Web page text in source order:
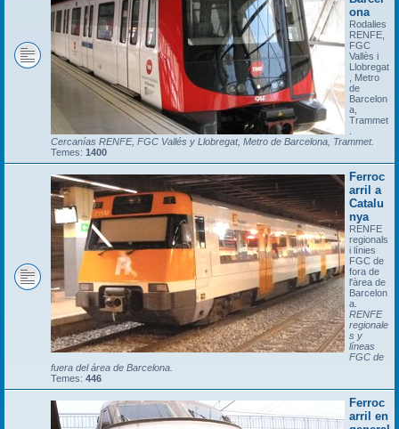
ona
Rodalies
RENFE,
FGC
Vallès i
Llobregat
, Metro
de
Barcelon
a,
Trammet
Cercanías RENFE, FGC Vallés y Llobregat, Metro de Barcelona, Trammet.
Temes: 1400
Ferroc
arril a
Catalu
nya
RENFE
regionals
i línies
FGC de
fora de
l'àrea de
Barcelon
a.
RENFE
regionale
s y
líneas
FGC de
fuera del área de Barcelona.
Temes: 446
Ferroc
arril en